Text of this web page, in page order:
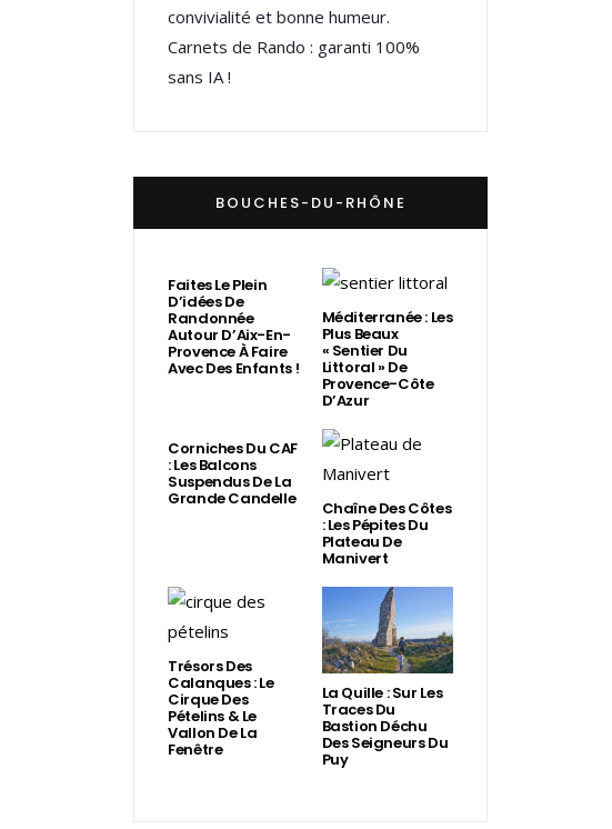
convivialité et bonne humeur.
Carnets de Rando : garanti 100%
sans IA !
BOUCHES-DU-RHÔNE
Faites Le Plein
D’idées De
Randonnée
Autour D’Aix-En-
Provence À Faire
Avec Des Enfants !
Méditerranée : Les
Plus Beaux
« Sentier Du
Littoral » De
Provence-Côte
D’Azur
Corniches Du CAF
: Les Balcons
Suspendus De La
Grande Candelle Chaîne Des Côtes
: Les Pépites Du
Plateau De
Manivert
Trésors Des
Calanques : Le
Cirque Des
Pételins & Le
Vallon De La
Fenêtre
La Quille : Sur Les
Traces Du
Bastion Déchu
Des Seigneurs Du
Puy